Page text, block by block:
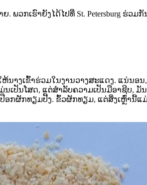
ພວກເຮົາຍັງໄດ້ໄປທີ່ St. Petersburg ຮ່ວ
ໃຫ້ນາງເຂົ້າຮ່ວມໃນງານວາງສະແດງ. ແ
ນເປັນໂສດ, ແຕ່ສໍາລັບຄວາມເປັນມືອາຊີບ,
ອກຜັກທຽມປີ້ງ. ຂົ້ວຜັກທຽມ, ແຕ່ສິ່ງເຫຼົ່ານີ້